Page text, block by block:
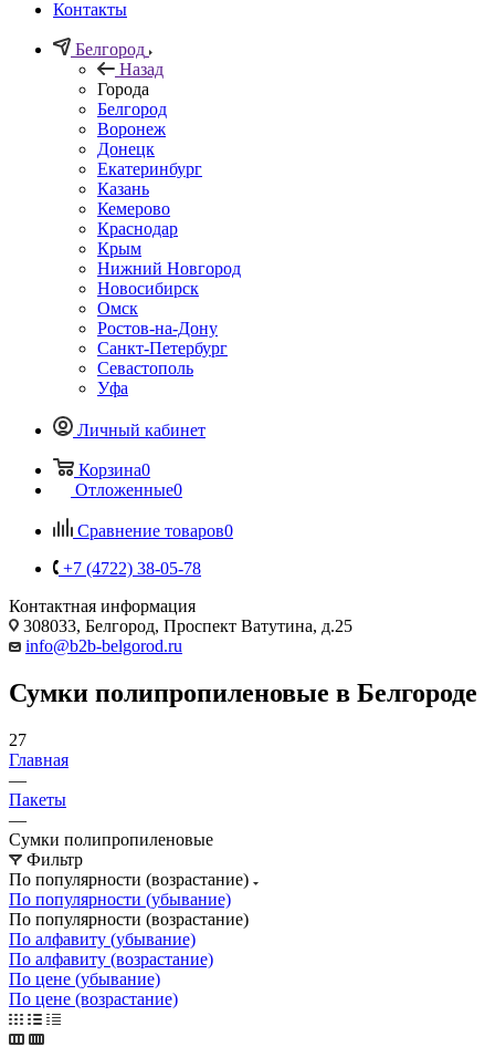
Контакты
Белгород
Назад
Города
Белгород
Воронеж
Донецк
Екатеринбург
Казань
Кемерово
Краснодар
Крым
Нижний Новгород
Новосибирск
Омск
Ростов-на-Дону
Санкт-Петербург
Севастополь
Уфа
Личный кабинет
Корзина0
Отложенные0
Сравнение товаров0
+7 (4722) 38-05-78
Контактная информация
308033, Белгород, Проспект Ватутина, д.25
info@b2b-belgorod.ru
Сумки полипропиленовые в Белгороде
27
Главная
—
Пакеты
—
Сумки полипропиленовые
Фильтр
По популярности (возрастание)
По популярности (убывание)
По популярности (возрастание)
По алфавиту (убывание)
По алфавиту (возрастание)
По цене (убывание)
По цене (возрастание)